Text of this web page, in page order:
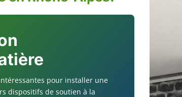
pour installer une
dispositifs de soutien à la